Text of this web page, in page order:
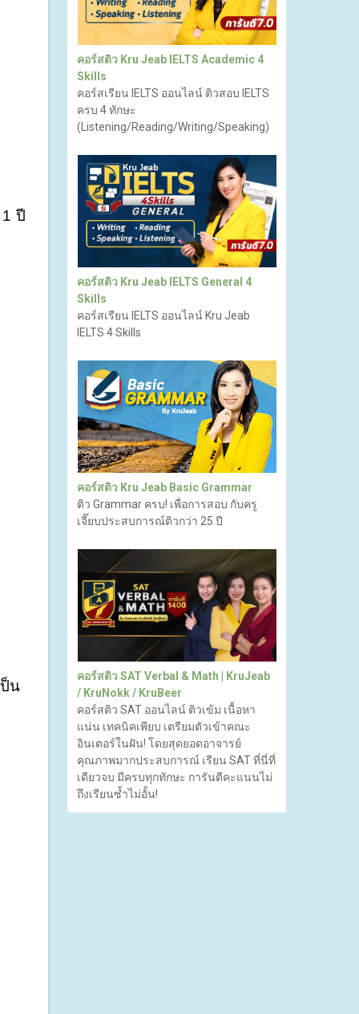
1 ปี
ป็น
คอร์สติว Kru Jeab IELTS Academic 4
Skills
คอร์สเรียน IELTS ออนไลน์ ติวสอบ IELTS
ครบ 4 ทักษะ
(Listening/Reading/Writing/Speaking)
คอร์สติว Kru Jeab IELTS General 4
Skills
คอร์สเรียน IELTS ออนไลน์ Kru Jeab
IELTS 4 Skills
คอร์สติว Kru Jeab Basic Grammar
ติว Grammar ครบ! เพื่อการสอบ กับครู
เจี๊ยบประสบการณ์ติวกว่า 25 ปี
คอร์สติว SAT Verbal & Math | KruJeab
/ KruNokk / KruBeer
คอร์สติว SAT ออนไลน์ ติวเข้ม เนื้อหา
แน่น เทคนิคเพียบ เตรียมตัวเข้าคณะ
อินเตอร์ในฝัน! โดยสุดยอดอาจารย์
คุณภาพมากประสบการณ์ เรียน SAT ที่นี่ที่
เดียวจบ มีครบทุกทักษะ การันตีคะแนนไม่
ถึงเรียนซ้ำไม่อั้น!